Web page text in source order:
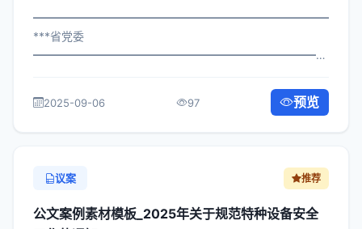
***省党委
属机构： 为深入贯彻落实习近平总书记关...
2025-09-06 97 预览
议案 推荐
公文案例素材模板_2025年关于规范特种设备安全